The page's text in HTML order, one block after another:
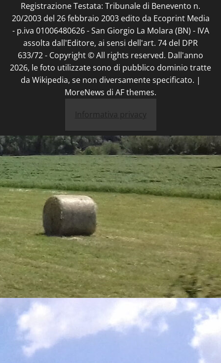
Registrazione Testata: Tribunale di Benevento n.
20/2003 del 26 febbraio 2003 edito da Ecoprint Media
- p.iva 01006480626 - San Giorgio La Molara (BN) - IVA
assolta dall'Editore, ai sensi dell'art. 74 del DPR
633/72 - Copyright © All rights reserved. Dall'anno
2026, le foto utilizzate sono di pubblico dominio tratte
da Wikipedia, se non diversamente specificato. |
MoreNews di AF themes.
Informativa privacy